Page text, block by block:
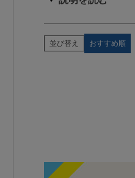
並び替え おすすめ順